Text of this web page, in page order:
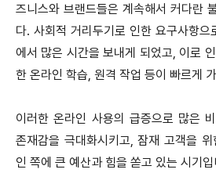
즈니스와 브랜드들은 계속해서 커다란
다. 사회적 거리두기로 인한 요구사항으
에서 많은 시간을 보내게 되었고, 이로
한 온라인 학습, 원격 작업 등이 빠르게
이러한 온라인 사용의 급증으로 많은
존재감을 극대화시키고, 잠재 고객을
인 쪽에 큰 예산과 힘을 쏟고 있는 시기입